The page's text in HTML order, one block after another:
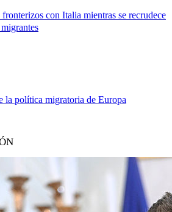
con Italia mientras se recrudece
la política migratoria de Europa